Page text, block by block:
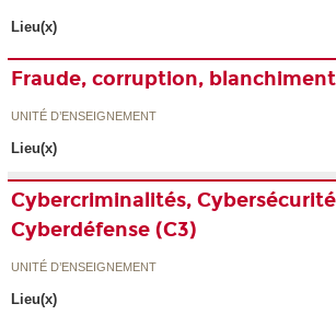
Lieu(x)
Fraude, corruption, blanchiment
UNITÉ D’ENSEIGNEMENT
Lieu(x)
Cybercriminalités,
Cyberdéfense (C3)
UNITÉ D’ENSEIGNEMENT
Lieu(x)